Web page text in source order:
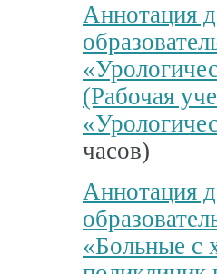
Аннотация
(Рабочая
часов)
Аннотация
«Больные с